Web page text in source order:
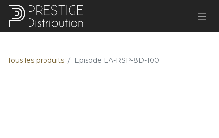
Tous les produits Episode EA-RSP-8D-100